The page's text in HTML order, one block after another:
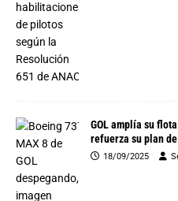
GOL amplía su
refuerza su plan
18/09/2025